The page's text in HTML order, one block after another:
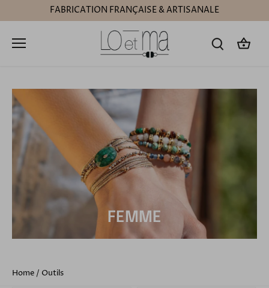
au
FABRICATION FRANÇAISE & ARTISANALE
FEMME
Home / Outils